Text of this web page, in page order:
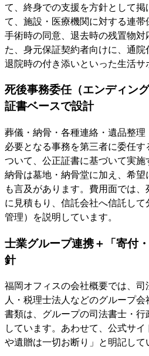
て、終身での支援を方針として
て、施設・医療機関に対する連帯
手術時の同意、退去時の残置物
た、身元保証契約者向けに、通
退院時の付き添いといった生活サ
死後事務委任（エンディン
証書ベースで設計
葬儀・納骨・各種連絡・遺品整
必要となる事務を第三者に委任
ついて、公正証書に基づいて実施
納骨は墓地・納骨堂に加え、希
も言及があります。費用面では
に見積もり、信託会社へ信託し
管理）を説明しています。
士業グループ連携＋「寄付
針
福岡オフィスの会社概要では、
人・税理士法人などのグループ
書類は、グループの司法書士・
しています。あわせて、公式サ
や遺贈は一切お断り」と明記して